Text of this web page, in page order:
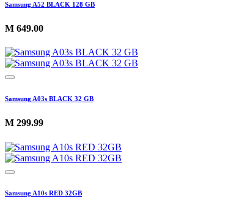
Samsung A52 BLACK 128 GB
M 649.00
Samsung A03s BLACK 32 GB
M 299.99
Samsung A10s RED 32GB